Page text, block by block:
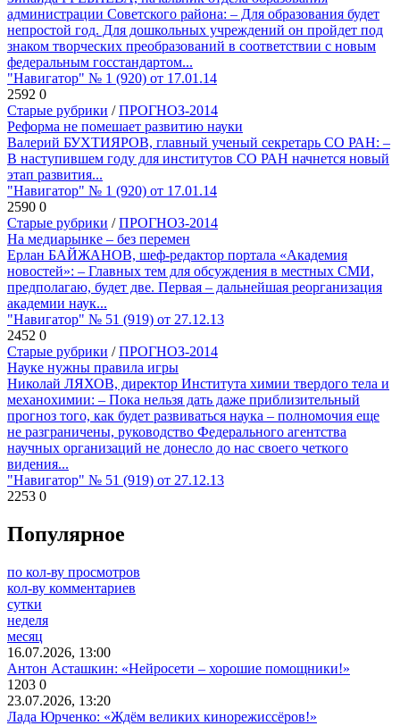
администрации Советского района: – Для образования будет
непростой год. Для дошкольных учреждений он пройдет под
знаком творческих преобразований в соответствии с новым
федеральным госстандартом...
"Навигатор" № 1 (920) от 17.01.14
2592 0
Старые рубрики /ПРОГНОЗ-2014
Реформа не помешает развитию науки
Валерий БУХТИЯРОВ, главный ученый секретарь СО РАН: –
В наступившем году для институтов СО РАН начнется новый
этап развития...
"Навигатор" № 1 (920) от 17.01.14
2590 0
Старые рубрики /ПРОГНОЗ-2014
На медиарынке – без перемен
Ерлан БАЙЖАНОВ, шеф-редактор портала «Академия
новостей»: – Главных тем для обсуждения в местных СМИ,
предполагаю, будет две. Первая – дальнейшая реорганизация
академии наук...
"Навигатор" № 51 (919) от 27.12.13
2452 0
Старые рубрики /ПРОГНОЗ-2014
Науке нужны правила игры
Николай ЛЯХОВ, директор Института химии твердого тела и
механохимии: – Пока нельзя дать даже приблизительный
прогноз того, как будет развиваться наука – полномочия еще
не разграничены, руководство Федерального агентства
научных организаций не донесло до нас своего четкого
видения...
"Навигатор" № 51 (919) от 27.12.13
2253 0
Популярное
по кол-ву просмотров
кол-ву комментариев
сутки
неделя
месяц
16.07.2026, 13:00
Антон Асташкин: «Нейросети – хорошие помощники!»
1203 0
23.07.2026, 13:20
Лада Юрченко: «Ждём великих кинорежиссёров!»